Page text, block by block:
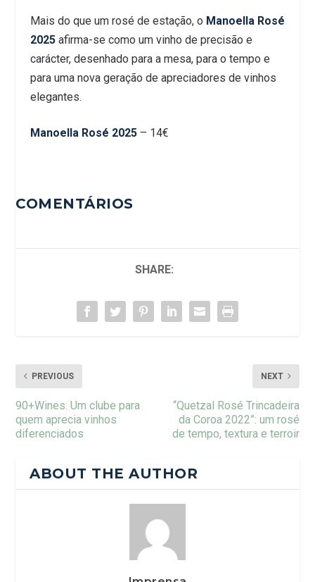
Mais do que um rosé de estação, o Manoella Rosé
2025afirma-se como um vinho de precisão e
carácter, desenhado para a mesa, para o tempo e
para uma nova geração de apreciadores de vinhos
elegantes.
Manoella Rosé 2025 – 14€
COMENTÁRIOS
SHARE:
PREVIOUS
90+Wines: Um clube para
quem aprecia vinhos
diferenciados
NEXT
“Quetzal Rosé Trincadeira
da Coroa 2022”: um rosé
de tempo, textura e terroir
ABOUT THE AUTHOR